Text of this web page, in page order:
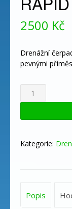
2500 Kč
Drenážní
pevnými
RAPID
AUTOMATIC
Kategorie:
Popis